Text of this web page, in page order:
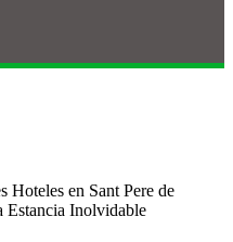
Hoteles en Sant Pere de
Estancia Inolvidable